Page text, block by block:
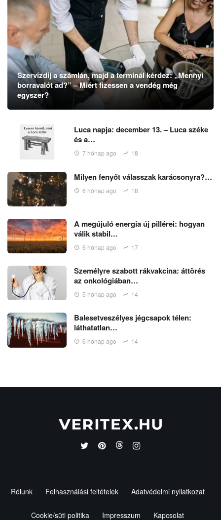
Szervízdíj a számlán, majd a terminál kérdez: „Mennyi
borravalót ad?” – Miért fizessen a vendég még
egyszer?
Luca napja: december 13. – Luca széke
és a…
7 hónap ago 18
Milyen fenyőt válasszak karácsonyra?…
6 hónap ago 18
A megújuló energia új pillérei: hogyan
válik stabil…
6 hónap ago 17
Személyre szabott rákvakcina: áttörés
az onkológiában…
5 hónap ago 14
Balesetveszélyes jégcsapok télen:
láthatatlan…
6 hónap ago 14
Rólunk Felhasználási feltételek Adatvédelmi nyilatkozat
Cookie/süti politika Impresszum Kapcsolat